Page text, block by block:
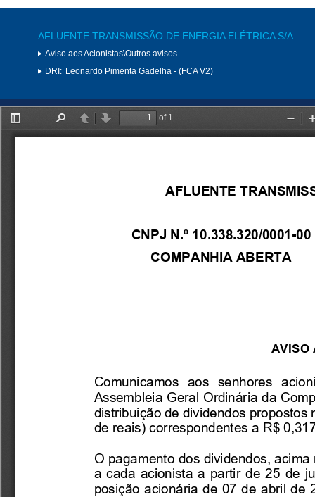
AFLUENTE TRANSMISSÃO DE ENERGIA ELÉTRICA S/A
Aviso aos Acionistas\Outros avisos
DRI: Leonardo Pimenta Gadelha - (FCA V2)